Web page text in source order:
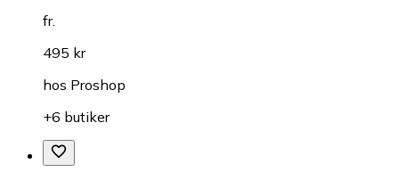
fr.
495 kr
hos Proshop
+6 butiker